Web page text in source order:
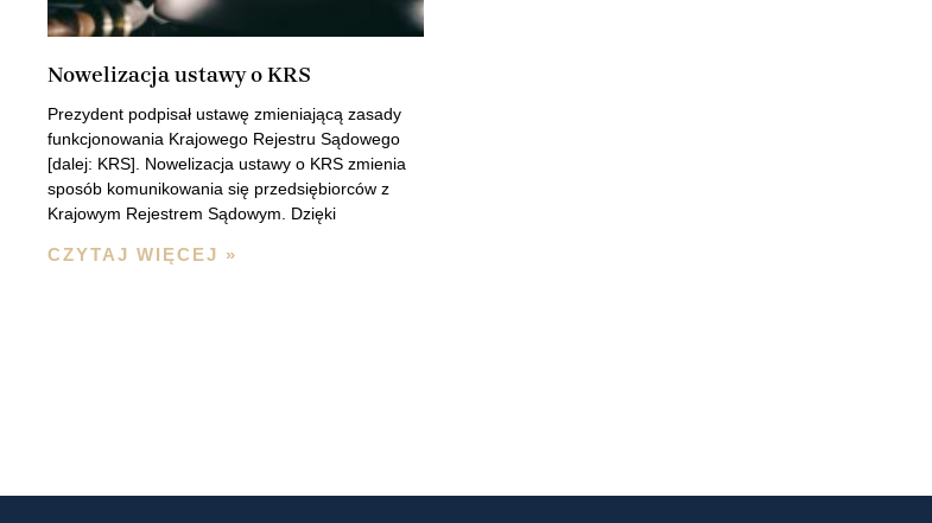
Nowelizacja ustawy o KRS
Prezydent podpisał ustawę zmieniającą zasady
funkcjonowania Krajowego Rejestru Sądowego
[dalej: KRS]. Nowelizacja ustawy o KRS zmienia
sposób komunikowania się przedsiębiorców z
Krajowym Rejestrem Sądowym. Dzięki
CZYTAJ WIĘCEJ »